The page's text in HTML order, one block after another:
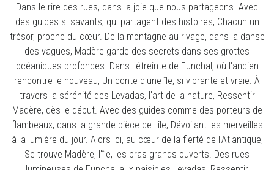
Dans le rire des rues, dans la joie que nous partageons. Avec
des guides si savants, qui partagent des histoires, Chacun un
trésor, proche du cœur. De la montagne au rivage, dans la danse
des vagues, Madère garde des secrets dans ses grottes
océaniques profondes. Dans l'étreinte de Funchal, où l'ancien
rencontre le nouveau, Un conte d'une île, si vibrante et vraie. À
travers la sérénité des Levadas, l'art de la nature, Ressentir
Madère, dès le début. Avec des guides comme des porteurs de
flambeaux, dans la grande pièce de l'île, Dévoilant les merveilles
à la lumière du jour. Alors ici, au cœur de la fierté de l'Atlantique,
Se trouve Madère, l'île, les bras grands ouverts. Des rues